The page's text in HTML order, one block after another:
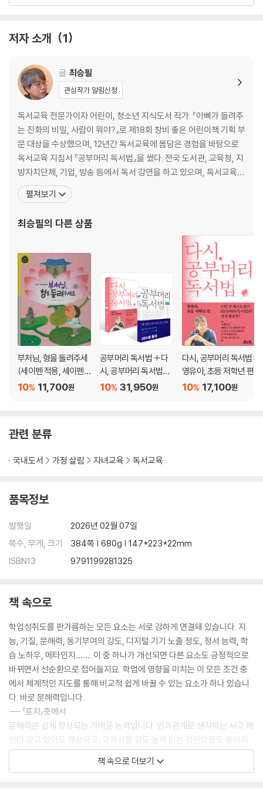
2부. 책 안 읽는 우리 아이, 독서 시작하는 법
2. 한동안 책을 읽지 않던 아이, 어떻게 시작해야 할지 모르겠어요
3. 어떤 책으로 시작해야 하나요?
4. 쉽고 재미있는 책도 읽으려 하지 않아요
3부. 책을 읽어도 문해력이 향상되지 않는 이유
1. 책은 읽는데 문해력이 신통치 않아요
2. 학습만화 독서가 왜 나쁜가요?
3. 책 읽으라고 하면 만화책만 봐요
4. 옆집 아이는 학습만화를 많이 읽는데 글책도 잘 읽어요
5. 학습만화는 다 나쁜가요?
7. 속독인지 아닌지 헷갈려요
9. 속독하는 아이, 어떻게 해야 하나요?
10. 심각한 속독인데 반복독서를 해요
11. 한 권 반복 읽기와 여러 권 읽기 중 더 독서 효과가 큰 방법은 무엇인가
요?
12. 독서 습관에 문제가 없는데도 문해력이 늘지 않아요
13. 지식도서가 문해력에 도움이 안 된다고요?
14. 왜 아이 책을 부모가 골라주면 안 되나요?
4부. 독서 지도 과정에서 만나는 문제들
1. 읽으라고 하지 않으면 안 읽어요
2. 책을 제대로 읽는 건지 모르겠어요
5. 자기 연령대보다 낮은 수준의 책만 읽으려고 해요
7. 동화, 소설만 읽고 지식도서는 읽지 않으려고 해요
9. 고전 명작, 안 읽혀도 될까요?
11. 청소년 소설, 수위가 높아서 걱정돼요
12. 웹소설만 읽는 아이, 어떻게 해야 하나요?
13. 오디오북으로 독서를 대체할 수 있나요?
14. 결말부터 확인하고 읽는 버릇이 있어요
17. 아이와 슬로리딩을 하고 싶은데 방법을 모르겠어요
18. 어휘력은 어떻게 키워주는 것이 좋은가요?
19. 독해 문제집, 문해력 향상에 도움이 될까요?
20. 책 육아를 오래 했는데 논술학원 테스트 점수가 낮게 나왔어요
21. 독서 사교육은 어떻게 해야 효과를 볼 수 있을까요?
22. 독서록 쓰기, 도움이 될까요?
23. 독후 활동 없이 책만 읽어도 되나요?
24. 게임 시간으로 독서를 흥정하려고 해요
25. 영어책은 좋아하는데, 한글책은 싫어해요
26. ‘리터니’의 한글책 독서는 어떻게 지도해야 하나요?
27. 문학 문제를 틀리는 아이, 공감 능력이 떨어지는 건가요?
저자 소개 1
글 최승필
관심작가 알림신청
독서교육 전문가이자 어린이, 청소년 지식도서 작가. 『아빠가 들려주
는 진화의 비밀, 사람이 뭐야?』로 제18회 창비 좋은 어린이책 기획 부
문 대상을 수상했으며, 12년간 독서교육에 몸담은 경험을 바탕으로
독서교육 지침서 『공부머리 독서법』을 썼다. 전국 도서관, 교육청, 지
방자치단체, 기업, 방송 등에서 독서 강연을 하고 있으며, 독서교육
인터넷 카페 ‘공부머리 독서법’을 운영 중이다. 가족 독서 문화를 위한
책방 [공독서가]를 만들어 ‘방학 독서퀴즈세트’, ‘독서퀴즈세트 클래
성인을 위한 온오프라인 독서
펼쳐보기
최승필의 다른 상품
부처님, 형을 돌려주세
(세이펜 적용, 세이펜
미포함)11,700원
10%
공부머리 독서법 + 다
시, 공부머리 독서법
(영유아, 초등 저학년
31,950원
10%
다시, 공부머리 독서법:
영유아, 초등 저학년 편
17,100원
10%
관련 분류
국내도서 가정 살림 자녀교육 독서교육
품목정보
발행일
2026년 02월 07일
쪽수, 무게, 크기
384쪽 | 680g | 147*223*22mm
ISBN13
9791199281325
책 속으로
학업성취도를 판가름하는 모든 요소는 서로 강하게 연결돼 있습니다. 지
능, 기질, 문해력, 동기부여의 강도, 디지털 기기 노출 정도, 정서 능력, 학
습 노하우, 메타인지……. 이 중 하나가 개선되면 다른 요소도 긍정적으로
바뀌면서 선순환으로 접어들지요. 학업에 영향을 미치는 이 모든 조건 중
에서 체계적인 지도를 통해 비교적 쉽게 바꿀 수 있는 요소가 하나 있습니
다. 바로 문해력입니다.
--- 「표지」중에서
문해력은 쉽게 향상되는 가벼운 능력입니다. 인과관계로 생각하는 사고 패
턴만 갖고 있어도 향상되고, 교과서를 강도 높게 읽는 것만으로도 좋아지
며, 책 한 권을 푹 빠져 읽기만 해도 즉시 움직입니다. 그럼에도 평균 문해
력이 이렇게까지 낮다는 것은 우리 아이들이 이 셋 중 어느 것 하나 제대로
책 속으로 더보기